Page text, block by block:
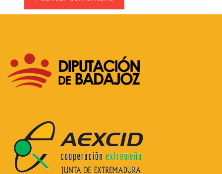
e
r
n
v
e
: